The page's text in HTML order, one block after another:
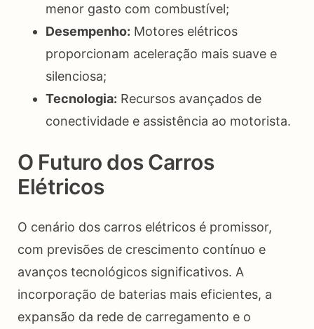
menor gasto com combustível;
Desempenho: Motores elétricos
proporcionam aceleração mais suave e
silenciosa;
Tecnologia: Recursos avançados de
conectividade e assistência ao motorista.
O Futuro dos Carros
Elétricos
O cenário dos carros elétricos é promissor,
com previsões de crescimento contínuo e
avanços tecnológicos significativos. A
incorporação de baterias mais eficientes, a
expansão da rede de carregamento e o